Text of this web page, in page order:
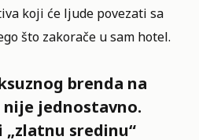
koji će ljude povezati sa
što zakorače u sam hotel.
brenda na
jednostavno.
„zlatnu sredinu“